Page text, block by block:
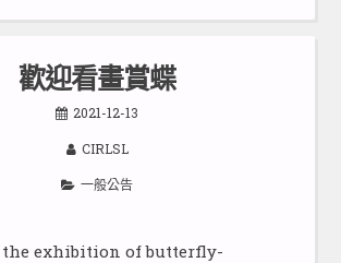
歡迎看畫賞蝶
2021-12-13
CIRLSL
一般公告
the exhibition of butterfly-